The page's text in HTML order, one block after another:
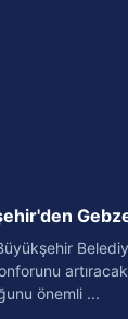
önemli ...